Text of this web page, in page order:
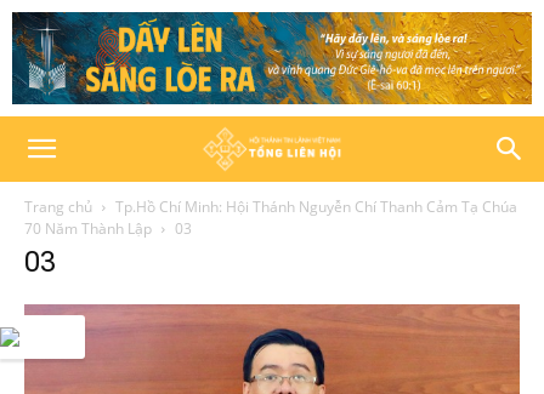
Trang chủ
Tp.Hồ Chí Minh: Hội Thánh Nguyễn Chí Thanh Cảm Tạ Chúa
70 Năm Thành Lập
03
03